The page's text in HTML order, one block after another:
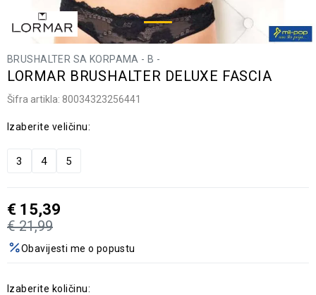
BRUSHALTER SA KORPAMA - B -
LORMAR BRUSHALTER DELUXE FASCIA
Šifra artikla: 80034323256441
Izaberite veličinu:
3 4 5
€ 21,99
€ 15,39
Obavijesti me o popustu
Izaberite količinu: